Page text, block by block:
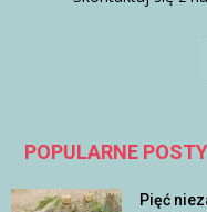
POPULARNE POSTY
Pięć